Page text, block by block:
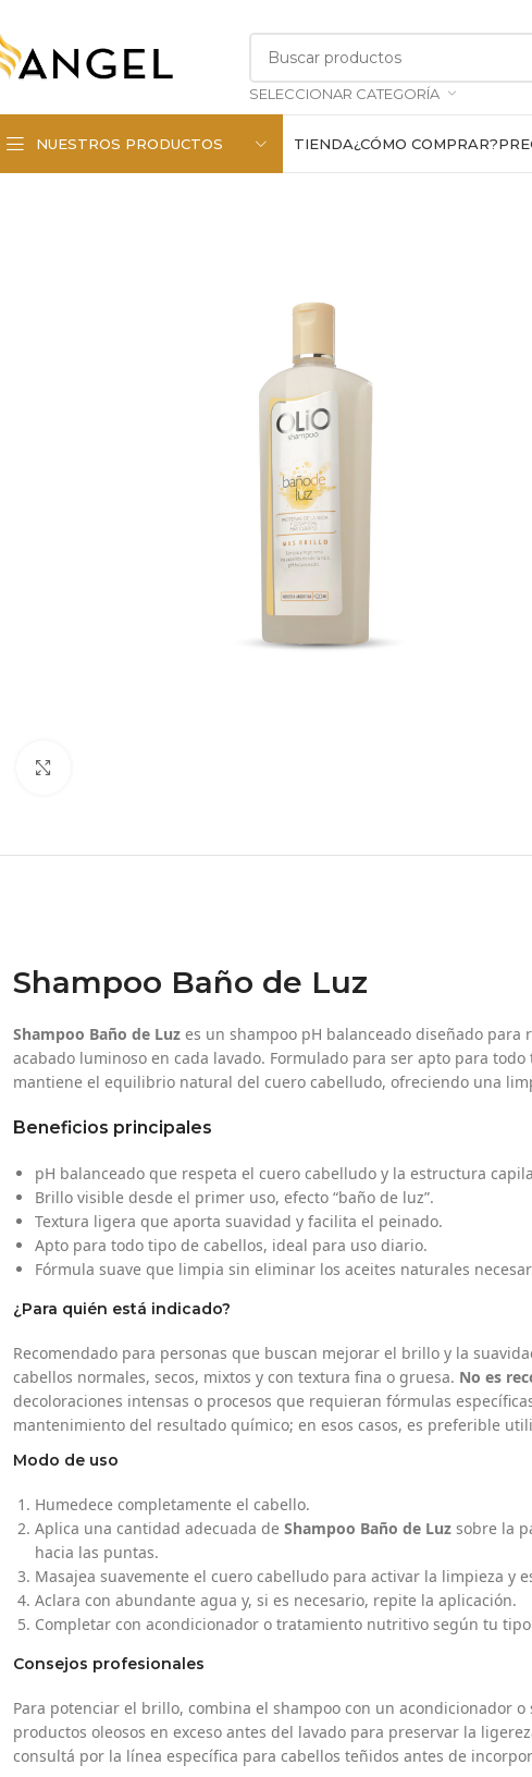
SELECCIONAR CATEGORÍA
NUESTROS PRODUCTOS TIENDA¿CÓMO COMPRAR?
Shampoo Baño de Luz
Shampoo Baño de Luz es un shampoo pH balanceado diseñado
acabado luminoso en cada lavado. Formulado para ser apto para
mantiene el equilibrio natural del cuero cabelludo, ofreciendo una
Beneficios principales
pH balanceado que respeta el cuero cabelludo y la estructura
Brillo visible desde el primer uso, efecto “baño de luz”.
Textura ligera que aporta suavidad y facilita el peinado.
Apto para todo tipo de cabellos, ideal para uso diario.
Fórmula suave que limpia sin eliminar los aceites naturales
¿Para quién está indicado?
Recomendado para personas que buscan mejorar el brillo y la
cabellos normales, secos, mixtos y con textura fina o gruesa. No es
decoloraciones intensas o procesos que requieran fórmulas
mantenimiento del resultado químico; en esos casos, es preferible
Modo de uso
Humedece completamente el cabello.
Aplica una cantidad adecuada de Shampoo Baño de Luz sobre la
hacia las puntas.
Masajea suavemente el cuero cabelludo para activar la limpieza y
Aclara con abundante agua y, si es necesario, repite la aplicación.
Completar con acondicionador o tratamiento nutritivo según tu
Consejos profesionales
Para potenciar el brillo, combina el shampoo con un acondicionador
productos oleosos en exceso antes del lavado para preservar la
consultá por la línea específica para cabellos teñidos antes de